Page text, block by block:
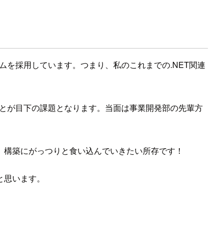
を採用しています。つまり、私のこれまでの.NET関連
が目下の課題となります。当面は事業開発部の先輩方
築にがっつりと食い込んでいきたい所存です！
います。